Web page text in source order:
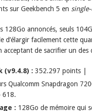
sur Geekbench 5 en
128Go annoncés, seuls
d’élargir facilement cette
acceptant de sacrifier un des
(v9.4.8) : 352.297 points |
Qualcomm Snapdragon
618.
: 128Go de mémoire qui